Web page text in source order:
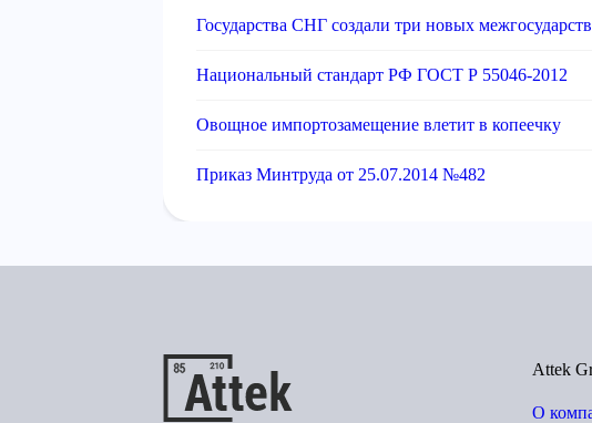
Государства СНГ создали три новых
Национальный стандарт РФ ГОСТ Р 55046-2012
Овощное импортозамещение влетит в копеечку
Приказ Минтруда от 25.07.2014 №482
Attek
О